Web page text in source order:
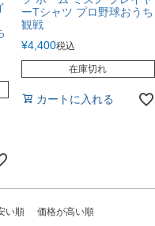
ーTシャツ プロ野球おうち
観戦
¥4,400税込
在庫切れ
カートに入れる
い順 価格が高い順